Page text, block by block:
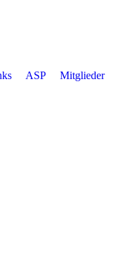
ASP Mitglieder